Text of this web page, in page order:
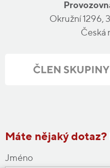
Okružní 1296,
Česká
Máte nějaký
Jméno